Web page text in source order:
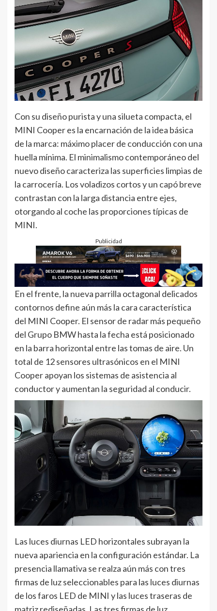
Con su diseño purista y una silueta compacta, el
MINI Cooper es la encarnación de la idea básica
de la marca: máximo placer de conducción con una
huella mínima. El minimalismo contemporáneo del
nuevo diseño caracteriza las superficies limpias de
la carrocería. Los voladizos cortos y un capó breve
contrastan con la larga distancia entre ejes,
otorgando al coche las proporciones típicas de
MINI.
Publicidad
En el frente, la nueva parrilla octagonal delicados
contornos define aún más la cara característica
del MINI Cooper. El sensor de radar más pequeño
del Grupo BMW hasta la fecha está posicionado
en la barra horizontal entre las tomas de aire. Un
total de 12 sensores ultrasónicos en el MINI
Cooper apoyan los sistemas de asistencia al
conductor y aumentan la seguridad al conducir.
Las luces diurnas LED horizontales subrayan la
nueva apariencia en la configuración estándar. La
presencia llamativa se realza aún más con tres
firmas de luz seleccionables para las luces diurnas
de los faros LED de MINI y las luces traseras de